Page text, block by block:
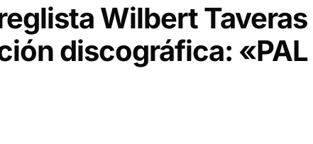
Wilbert
discográfica: «PAL